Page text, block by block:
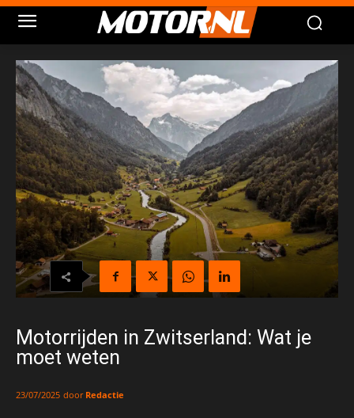
Motorrijden in Zwitserland: Wat je
moet weten
23/07/2025 door Redactie